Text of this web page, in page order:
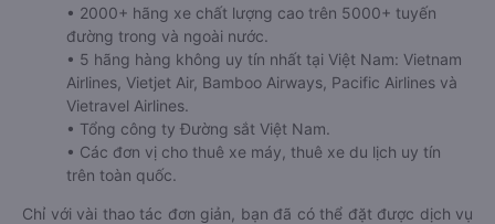
• 2000+ hãng xe chất lượng cao trên 5000+ tuyến
đường trong và ngoài nước.
• 5 hãng hàng không uy tín nhất tại Việt Nam: Vietnam
Airlines, Vietjet Air, Bamboo Airways, Pacific Airlines và
Vietravel Airlines.
• Tổng công ty Đường sắt Việt Nam.
• Các đơn vị cho thuê xe máy, thuê xe du lịch uy tín
trên toàn quốc.
Chỉ với vài thao tác đơn giản, bạn đã có thể đặt được dịch vụ